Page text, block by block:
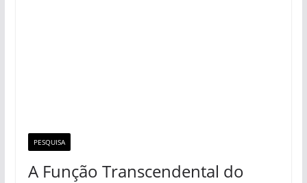
PESQUISA
A Função Transcendental do